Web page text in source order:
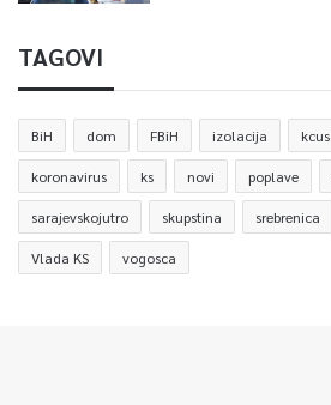
TAGOVI
BiH dom FBiH izolacija kcus
koronavirus ks novi poplave
sarajevskojutro skupstina srebrenica
Vlada KS vogosca